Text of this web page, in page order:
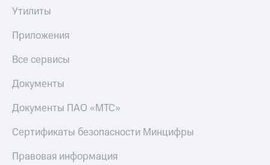
Утилиты
Приложения
Все сервисы
Документы
Документы ПАО «МТС»
Сертификаты безопасности Минцифры
Правовая информация